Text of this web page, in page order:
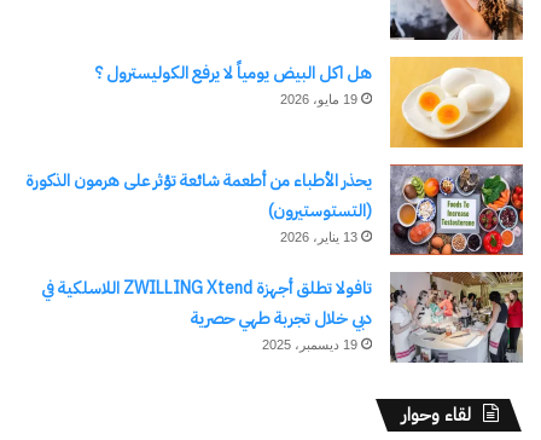
هل اكل البيض يومياً لا يرفع الكوليسترول ؟
19 مايو، 2026
يحذر الأطباء من أطعمة شائعة تؤثر على هرمون الذكورة
(التستوستيرون)
13 يناير، 2026
تافولا تطلق أجهزة ZWILLING Xtend اللاسلكية في
دبي خلال تجربة طهي حصرية
19 ديسمبر، 2025
لقاء وحوار